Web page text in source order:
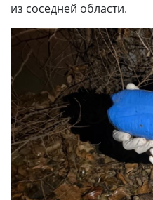
из соседней области.